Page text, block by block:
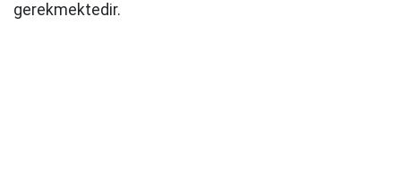
gerekmektedir.